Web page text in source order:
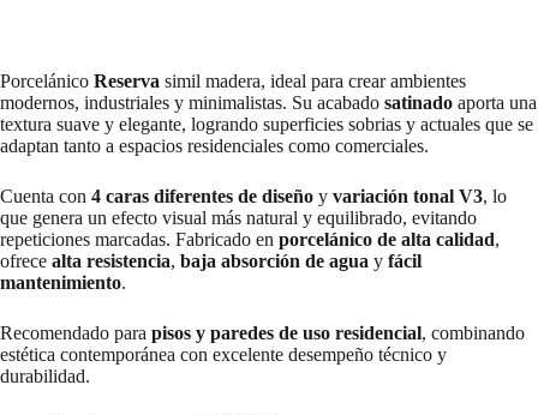
Porcelánico Reserva simil madera, ideal para crear ambientes
modernos, industriales y minimalistas. Su acabado satinado aporta una
textura suave y elegante, logrando superficies sobrias y actuales que se
adaptan tanto a espacios residenciales como comerciales.
Cuenta con 4 caras diferentes de diseño y variación tonal V3, lo
que genera un efecto visual más natural y equilibrado, evitando
repeticiones marcadas. Fabricado en porcelánico de alta calidad,
ofrece alta resistencia, baja absorción de agua y fácil
mantenimiento.
Recomendado para pisos y paredes de uso residencial, combinando
estética contemporánea con excelente desempeño técnico y
durabilidad.